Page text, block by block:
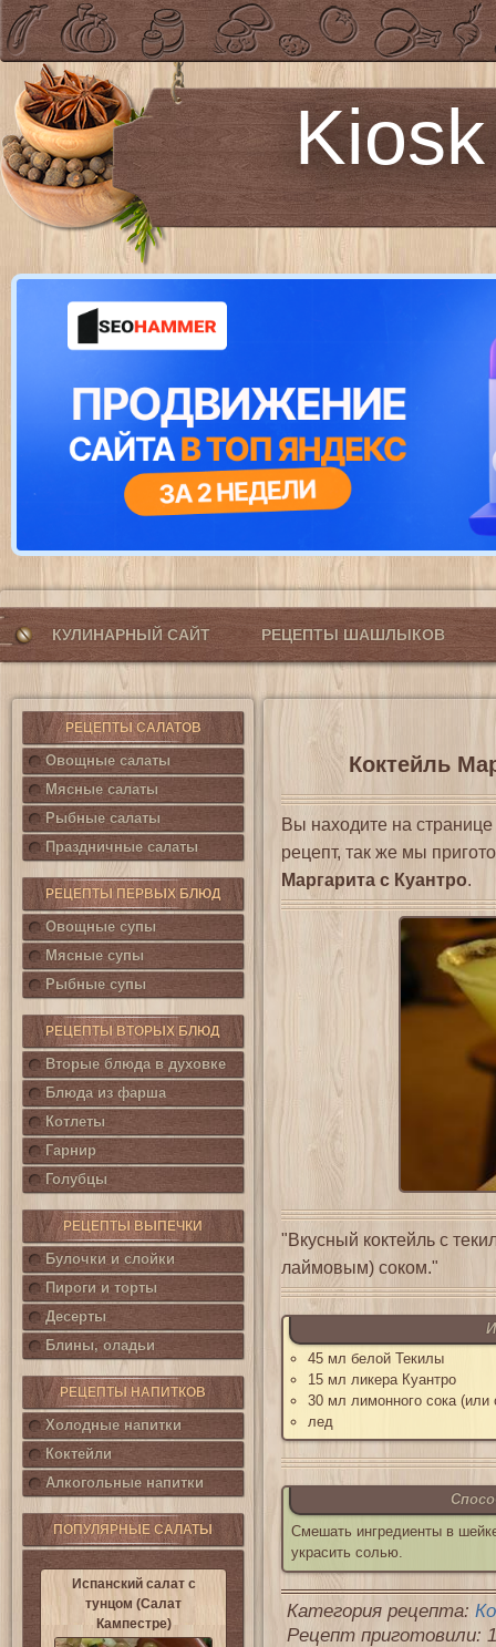
КУЛИНАРНЫЙ САЙТ РЕЦЕПТЫ ШАШЛЫКОВ
РЕЦЕПТЫ САЛАТОВ
Овощные салаты
Мясные салаты
Рыбные салаты
Праздничные салаты
РЕЦЕПТЫ ПЕРВЫХ БЛЮД
Овощные супы
Мясные супы
Рыбные супы
РЕЦЕПТЫ ВТОРЫХ БЛЮД
Вторые блюда в духовке
Блюда из фарша
Котлеты
Гарнир
Голубцы
РЕЦЕПТЫ ВЫПЕЧКИ
Булочки и слойки
Пироги и торты
Десерты
Блины, оладьи
РЕЦЕПТЫ НАПИТКОВ
Холодные напитки
Коктейли
Алкогольные напитки
ПОПУЛЯРНЫЕ САЛАТЫ
Испанский салат с
тунцом (Салат
Кампестре)
Коктейль
Вы находите на странице
рецепт, так же мы
Маргарита с Куантро.
"Вкусный коктейль с
лаймовым) соком."
45 мл белой Текилы
15 мл ликера Куантро
30 мл лимонного сока (или
лед
Смешать ингредиенты в
украсить солью.
Категория рецепта:
Рецепт приготовили: